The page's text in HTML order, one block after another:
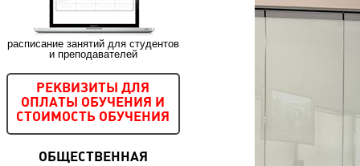
расписание занятий для студентов
и преподавателей
РЕКВИЗИТЫ ДЛЯ
ОПЛАТЫ ОБУЧЕНИЯ И
СТОИМОСТЬ ОБУЧЕНИЯ
ОБЩЕСТВЕННАЯ